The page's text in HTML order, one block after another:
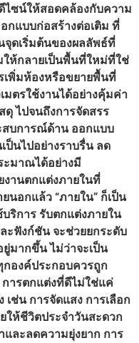
ไซน์ให้สอดคล้องกับความ
กแบบก่อสร้างต่อเติม ที่
จุดเริ่มต้นของผลลัพธ์ที่
ให้กลายเป็นพื้นที่ใหม่ที่ใช่
เพิ่มห้องหรือขยายพื้นที่
ตรใช้งานได้อย่างคุ้มค่า
ดุ ไปจนถึงการจัดสรร
สบการณ์ด้าน ออกแบบ
ป็นไปอย่างราบรื่น ลด
ะมาณได้อย่างมี
งานตกแต่งภายในที่
นอกแล้ว “ภายใน” ก็เป็น
ริการ รับตกแต่งภายใน
ะฟังก์ชัน จะช่วยยกระดับ
มากขึ้น ไม่ว่าจะเป็น
องค์ประกอบควรถูก
ารตกแต่งที่ดีไม่ใช่แค่
ช่น การจัดแสง การเลือก
ให้ชีวิตประจำวันสะดวก
และลดความยุ่งยาก การ